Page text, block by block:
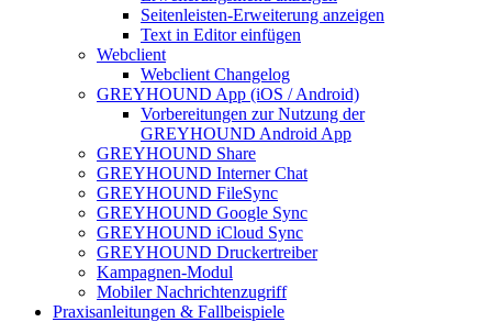
Seitenleisten-Erweiterung anzeigen
Text in Editor einfügen
Webclient
Webclient Changelog
GREYHOUND App (iOS / Android)
Vorbereitungen zur Nutzung der
GREYHOUND Android App
GREYHOUND Share
GREYHOUND Interner Chat
GREYHOUND FileSync
GREYHOUND Google Sync
GREYHOUND iCloud Sync
GREYHOUND Druckertreiber
Kampagnen-Modul
Mobiler Nachrichtenzugriff
Praxisanleitungen & Fallbeispiele